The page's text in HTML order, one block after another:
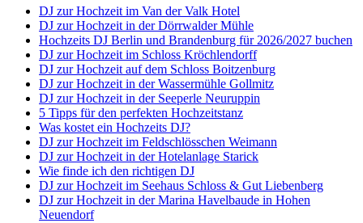
DJ zur Hochzeit im Van der Valk Hotel
DJ zur Hochzeit in der Dörrwalder Mühle
Hochzeits DJ Berlin und Brandenburg für 2026/2027 buchen
DJ zur Hochzeit im Schloss Kröchlendorff
DJ zur Hochzeit auf dem Schloss Boitzenburg
DJ zur Hochzeit in der Wassermühle Gollmitz
DJ zur Hochzeit in der Seeperle Neuruppin
5 Tipps für den perfekten Hochzeitstanz
Was kostet ein Hochzeits DJ?
DJ zur Hochzeit im Feldschlösschen Weimann
DJ zur Hochzeit in der Hotelanlage Starick
Wie finde ich den richtigen DJ
DJ zur Hochzeit im Seehaus Schloss & Gut Liebenberg
DJ zur Hochzeit in der Marina Havelbaude in Hohen
Neuendorf